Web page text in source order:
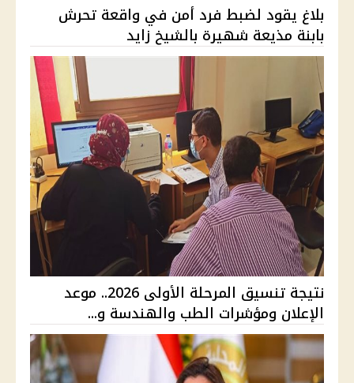
بلاغ يقود لضبط فرد أمن في واقعة تحرش
بابنة مذيعة شهيرة بالشيخ زايد
نتيجة تنسيق المرحلة الأولى 2026.. موعد
الإعلان ومؤشرات الطب والهندسة و...